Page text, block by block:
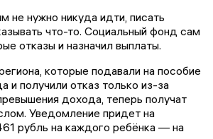
не нужно никуда идти, писать
что-то. Социальный фонд сам
отказы и назначил выплаты.
которые подавали на пособие
и получили отказ только из-за
дохода, теперь получат
Уведомление придет на
рубль на каждого ребёнка — на